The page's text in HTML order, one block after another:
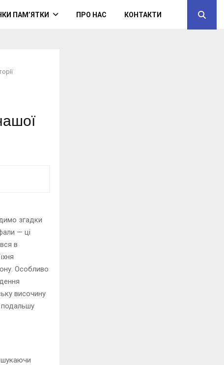
ПАМ’ЯТКИ ПРО НАС КОНТАКТИ
згадки
— ці
в
Особливо
височину
подальшу
шукаючи